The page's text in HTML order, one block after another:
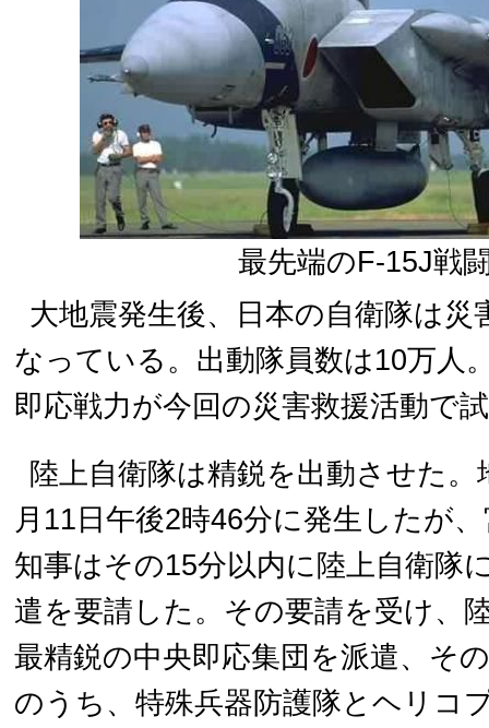
最先端のF-15J戦
大地震発生後、日本の自衛隊は災
なっている。出動隊員数は10万人
即応戦力が今回の災害救援活動で
陸上自衛隊は精鋭を出動させた
月11日午後2時46分に発生したが
知事はその15分以内に陸上自衛隊
遣を要請した。その要請を受け、
最精鋭の中央即応集団を派遣、そ
のうち、特殊兵器防護隊とヘリコ